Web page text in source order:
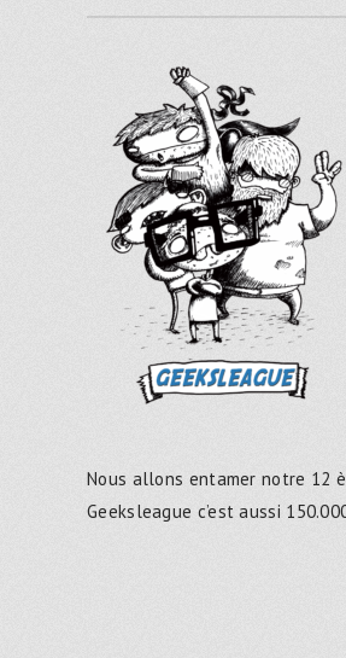
Nous allons entamer notre 12
Geeksleague c’est aussi